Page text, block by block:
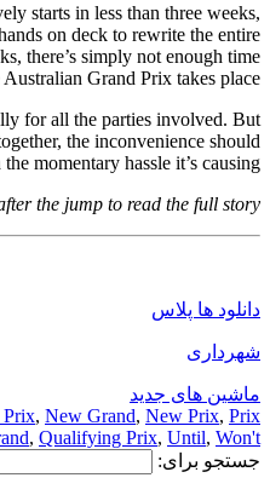
starts in less than three weeks,
on deck to rewrite the entire
there’s simply not enough time
Grand Prix takes place.
for all the parties involved. But
the inconvenience should
momentary hassle it’s causing.
the jump to read the full story.
دانلود ها پلاس
شهرداری
ماشین های جدید
Prix, New Grand, New Prix, Prix
, Qualifying Prix, Until, Won't
جستجو برای: